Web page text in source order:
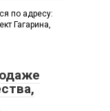
по адресу:
Гагарина,